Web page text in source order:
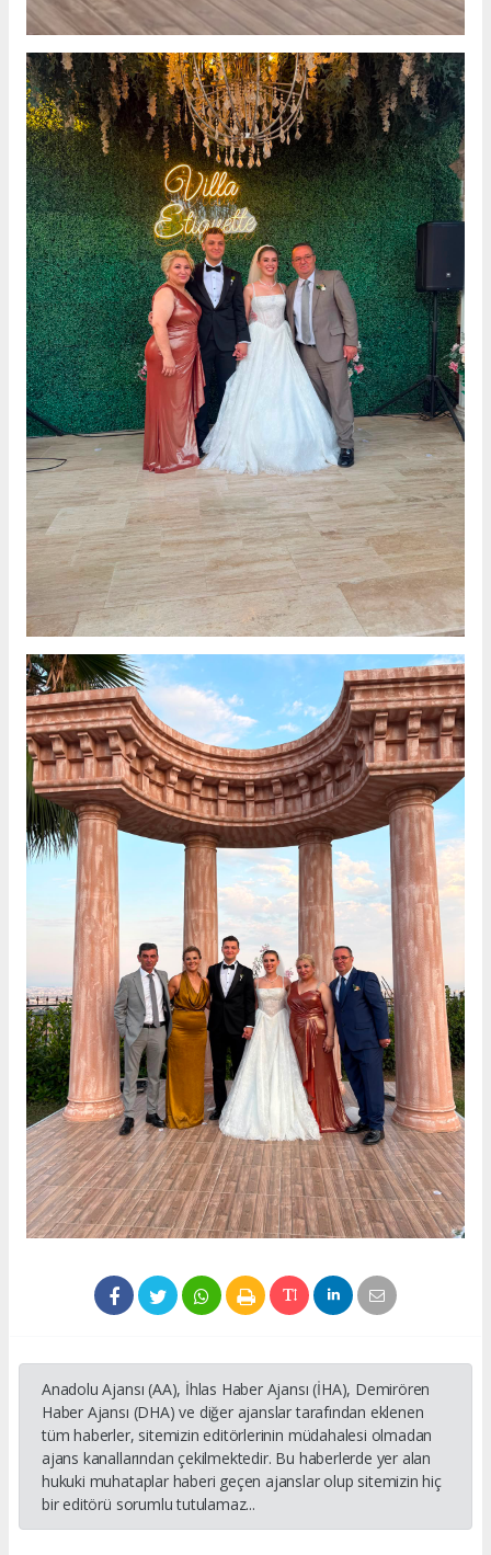
Anadolu Ajansı (AA), İhlas Haber Ajansı (İHA), Demirören
Haber Ajansı (DHA) ve diğer ajanslar tarafından eklenen
tüm haberler, sitemizin editörlerinin müdahalesi olmadan
ajans kanallarından çekilmektedir. Bu haberlerde yer alan
hukuki muhataplar haberi geçen ajanslar olup sitemizin hiç
bir editörü sorumlu tutulamaz...